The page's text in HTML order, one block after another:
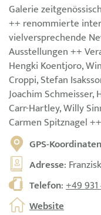
Galerie
++ renommierte
vielversprechende
Ausstellungen ++
Hengki Koentjoro,
Croppi, Stefan
Joachim Schmeisser,
Carr-Hartley, Willy
Carmen Spitznagel ++
GPS-Koordinaten
Adresse:
Telefon:+49
Website